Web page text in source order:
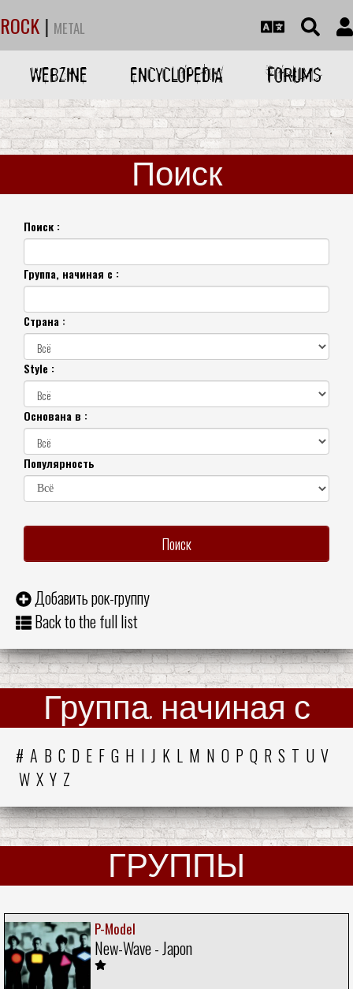
ROCK | METAL
WEBZINE ENCYCLOPEDIA FORUMS
Поиск
Поиск :
Группа, начиная с :
Страна :
Style :
Основана в :
Популярность
Добавить рок-группу
Back to the full list
Группа, начиная с
# A B C D E F G H I J K L M N O P Q R S T U V
W X Y Z
ГРУППЫ
P-Model
New-Wave - Japon